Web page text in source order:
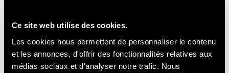
Ce site web utilise des cookies.
Les cookies nous permettent de personnaliser le contenu
et les annonces, d'offrir des fonctionnalités relatives aux
médias sociaux et d'analyser notre trafic. Nous
Informations pratiques
PROGRAMME